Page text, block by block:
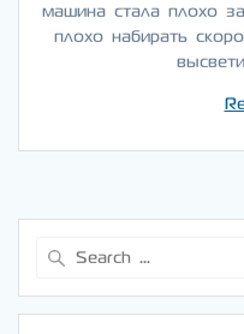
машина стала плохо
плохо набирать